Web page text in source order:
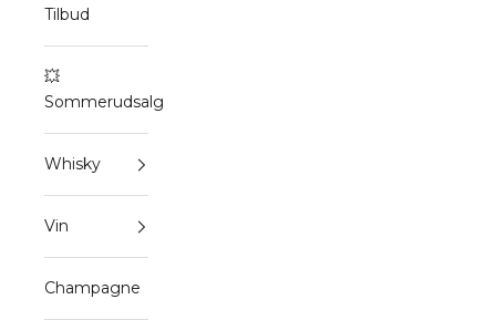
Tilbud
💥
Sommerudsalg
Whisky
Vin
Champagne